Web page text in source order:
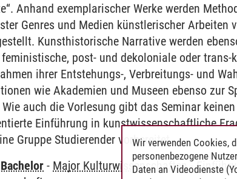
Anhand exemplarischer Werke werden
Genres und Medien künstlerischer Arbeiten
Kunsthistorische Narrative werden
post- und dekoloniale oder
ihrer Entstehungs-, Verbreitungs- und
wie Akademien und Museen ebenso zur
auch die Vorlesung gibt das Seminar
Einführung in kunstwissenschaftliche
Gruppe Studierender vorbereitet.
- Major Kulturwissenschaften-
Wir verwenden Cookies,
personenbezogene
Daten an Videodienste